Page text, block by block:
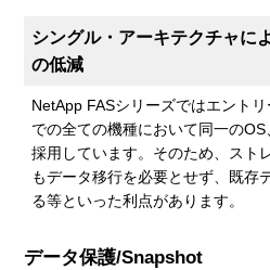
シングル・アーキテクチャに
の低減
NetApp FASシリーズではエント
での全ての機種において同一の
採用しています。そのため、スト
もデータ移行を必要とせず、既存
る等といった利点があります。
データ保護/Snapshot